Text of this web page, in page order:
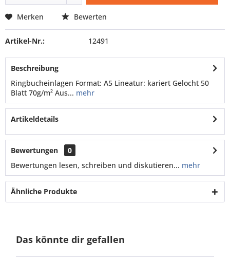
Merken Bewerten
Artikel-Nr.: 12491
Beschreibung
Ringbucheinlagen Format: A5 Lineatur: kariert Gelocht 50
Blatt 70g/m² Aus... mehr
Artikeldetails
Bewertungen
0
Bewertungen lesen, schreiben und diskutieren... mehr
Ähnliche Produkte
Das könnte dir gefallen